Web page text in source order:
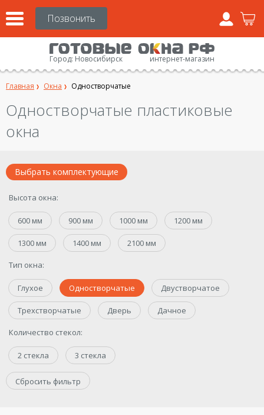
Город: Новосибирск интернет-магазин
Главная Окна Одностворчатые
Одностворчатые пластиковые
окна
Выбрать комплектующие
Высота окна:
600 мм 900 мм 1000 мм 1200 мм
1300 мм 1400 мм 2100 мм
Тип окна:
Глухое Одностворчатые Двустворчатое
Трехстворчатые Дверь Дачное
Количество стекол:
2 стекла 3 стекла
Сбросить фильтр